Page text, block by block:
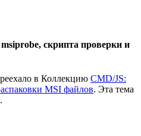
скрипта проверки и
в Коллекцию CMD/JS:
MSI файлов. Эта тема